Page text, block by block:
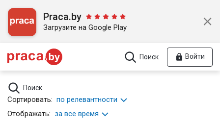
Praca.by
Загрузите на Google Play
Поиск Войти
Поиск
Сортировать: по релевантности
Отображать: за все время